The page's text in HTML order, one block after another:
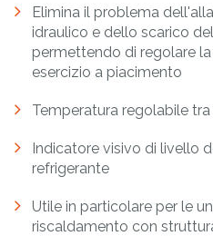
Elimina il problema
idraulico e dello scarico
permettendo di regolare
esercizio a piacimento
Temperatura regolabile tra
Indicatore visivo di livello
refrigerante
Utile in particolare per le
riscaldamento con